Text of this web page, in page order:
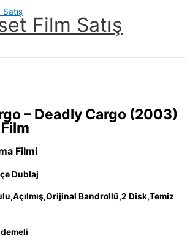
Film Satış
– Deadly Cargo (2003)
Filmi
Dublaj
Bandrollü,2 Disk,Temiz